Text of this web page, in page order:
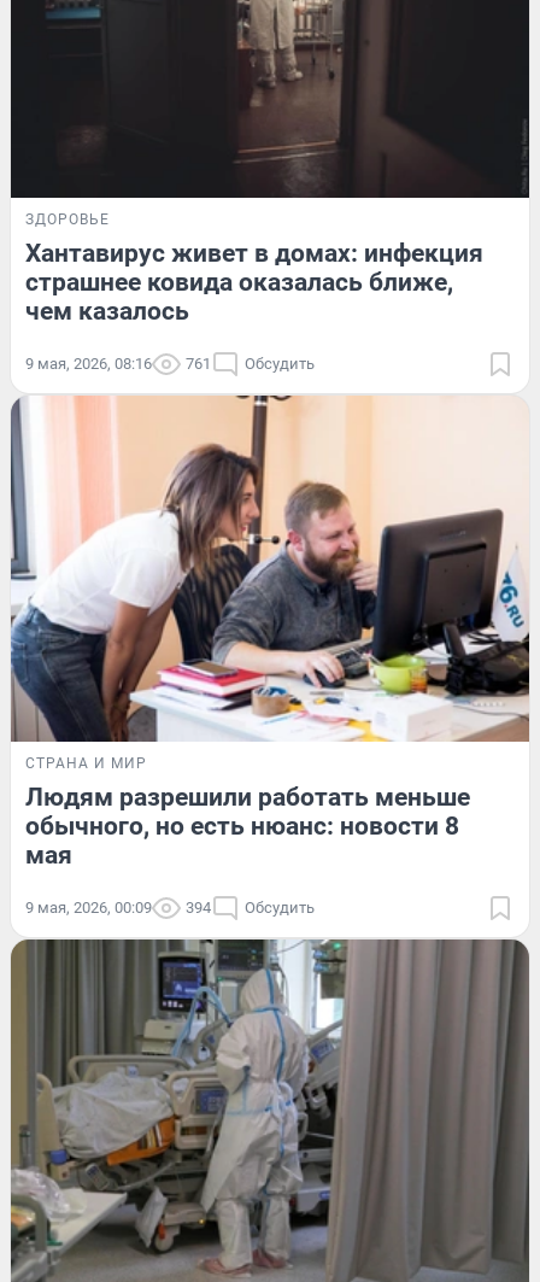
ЗДОРОВЬЕ
Хантавирус живет в домах: инфекция
страшнее ковида оказалась ближе,
чем казалось
9 мая, 2026, 08:16 761 Обсудить
СТРАНА И МИР
Людям разрешили работать меньше
обычного, но есть нюанс: новости 8
мая
9 мая, 2026, 00:09 394 Обсудить